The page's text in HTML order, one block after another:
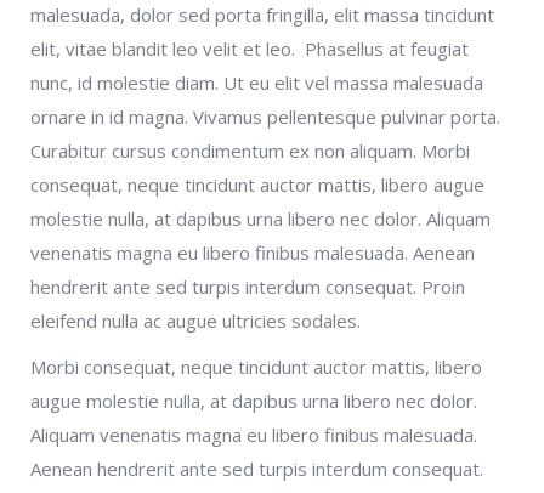
malesuada, dolor sed porta fringilla, elit massa tincidunt
elit, vitae blandit leo velit et leo. Phasellus at feugiat
nunc, id molestie diam. Ut eu elit vel massa malesuada
ornare in id magna. Vivamus pellentesque pulvinar porta.
Curabitur cursus condimentum ex non aliquam. Morbi
consequat, neque tincidunt auctor mattis, libero augue
molestie nulla, at dapibus urna libero nec dolor. Aliquam
venenatis magna eu libero finibus malesuada. Aenean
hendrerit ante sed turpis interdum consequat. Proin
eleifend nulla ac augue ultricies sodales.
Morbi consequat, neque tincidunt auctor mattis, libero
augue molestie nulla, at dapibus urna libero nec dolor.
Aliquam venenatis magna eu libero finibus malesuada.
Aenean hendrerit ante sed turpis interdum consequat.